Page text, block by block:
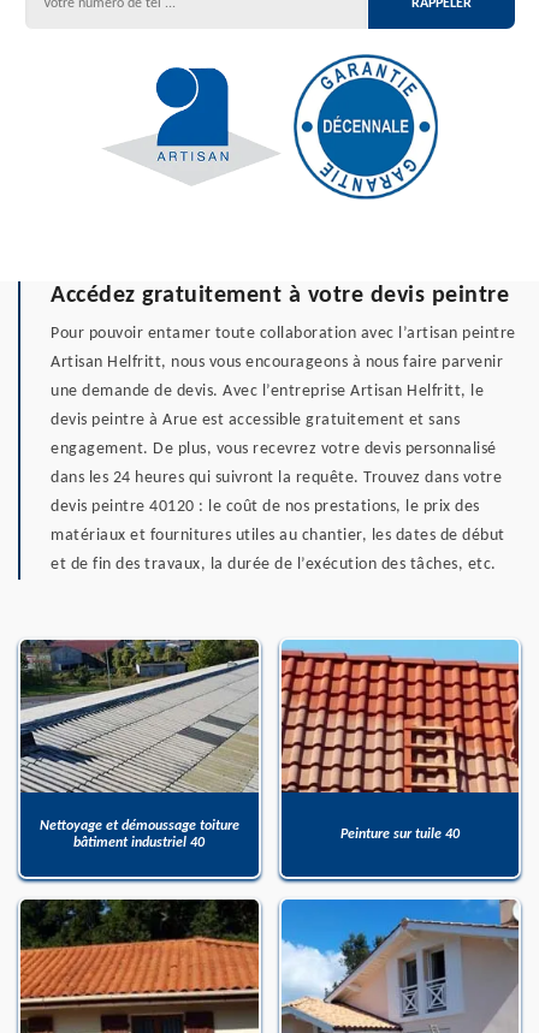
Accédez gratuitement à votre devis peintre
Pour pouvoir entamer toute collaboration avec l’artisan peintre
Artisan Helfritt, nous vous encourageons à nous faire parvenir
une demande de devis. Avec l’entreprise Artisan Helfritt, le
devis peintre à Arue est accessible gratuitement et sans
engagement. De plus, vous recevrez votre devis personnalisé
dans les 24 heures qui suivront la requête. Trouvez dans votre
devis peintre 40120 : le coût de nos prestations, le prix des
matériaux et fournitures utiles au chantier, les dates de début
et de fin des travaux, la durée de l’exécution des tâches, etc.
Nettoyage et démoussage toiture
bâtiment industriel 40
Peinture sur tuile 40